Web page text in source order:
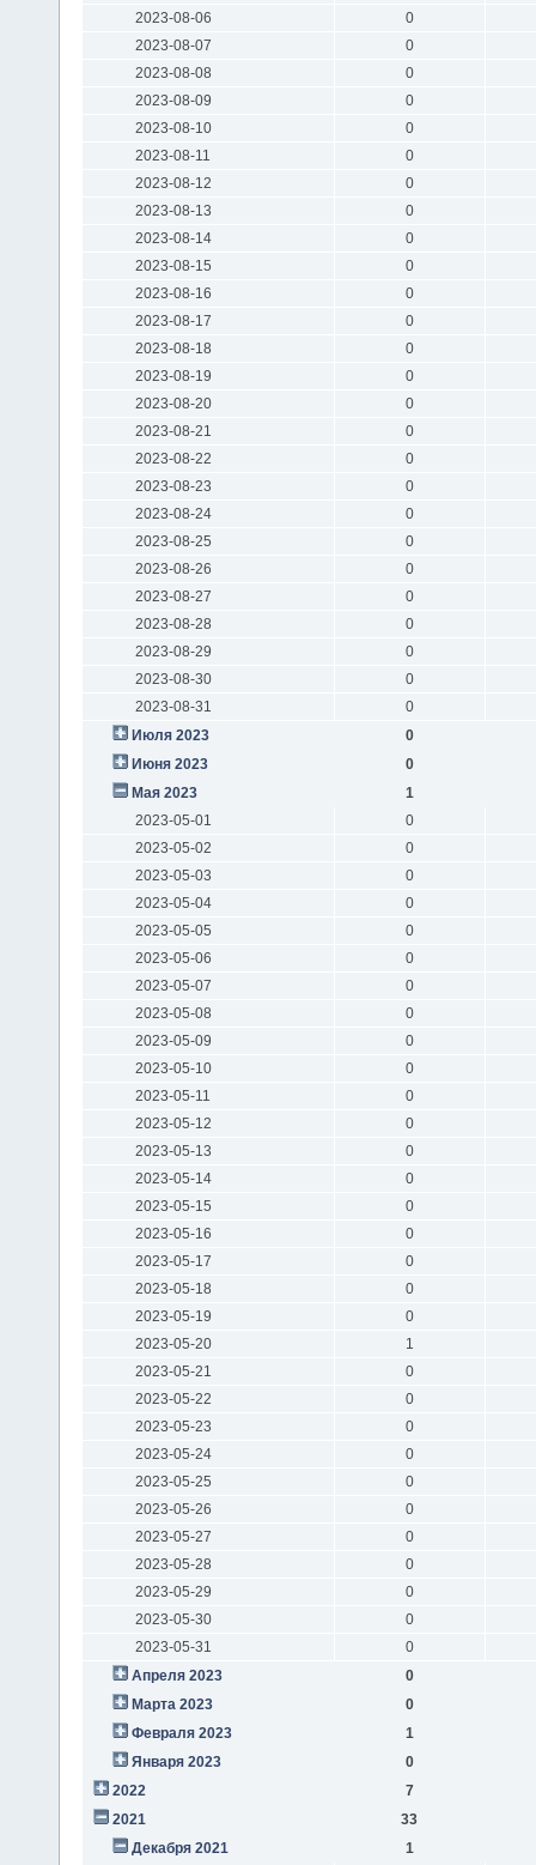
2023-08-06
0
2023-08-07
0
2023-08-08
0
2023-08-09
0
2023-08-10
0
2023-08-11
0
2023-08-12
0
2023-08-13
0
2023-08-14
0
2023-08-15
0
2023-08-16
0
2023-08-17
0
2023-08-18
0
2023-08-19
0
2023-08-20
0
2023-08-21
0
2023-08-22
0
2023-08-23
0
2023-08-24
0
2023-08-25
0
2023-08-26
0
2023-08-27
0
2023-08-28
0
2023-08-29
0
2023-08-30
0
2023-08-31
0
Июля 2023
0
Июня 2023
0
Мая 2023
1
2023-05-01
0
2023-05-02
0
2023-05-03
0
2023-05-04
0
2023-05-05
0
2023-05-06
0
2023-05-07
0
2023-05-08
0
2023-05-09
0
2023-05-10
0
2023-05-11
0
2023-05-12
0
2023-05-13
0
2023-05-14
0
2023-05-15
0
2023-05-16
0
2023-05-17
0
2023-05-18
0
2023-05-19
0
2023-05-20
1
2023-05-21
0
2023-05-22
0
2023-05-23
0
2023-05-24
0
2023-05-25
0
2023-05-26
0
2023-05-27
0
2023-05-28
0
2023-05-29
0
2023-05-30
0
2023-05-31
0
Апреля 2023
0
Марта 2023
0
Февраля 2023
1
Января 2023
0
2022
7
2021
33
Декабря 2021
1